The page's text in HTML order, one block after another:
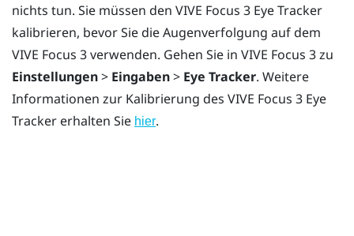
nichts tun. Sie müssen den VIVE Focus 3 Eye Tracker
kalibrieren, bevor Sie die Augenverfolgung auf dem
VIVE Focus 3verwenden. Gehen Sie in VIVE Focus 3zu
Einstellungen> Eingaben> Eye Tracker. Weitere
Informationen zur Kalibrierung des VIVE Focus 3 Eye
Tracker erhalten Sie hier.